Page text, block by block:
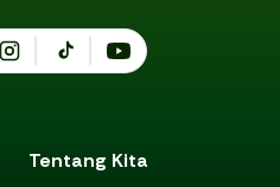
Tentang Kita